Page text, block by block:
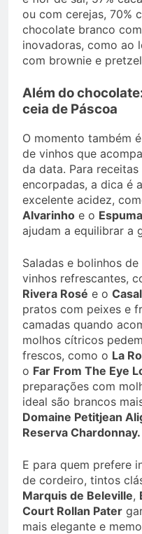
ou com cerejas, 70%
chocolate branco
inovadoras, como ao
com brownie e
Além do
ceia de Páscoa
O momento também
de vinhos que
da data. Para
encorpadas, a dica é
excelente acidez,
Alvarinho e o
ajudam a equilibrar a
Saladas e bolinhos
vinhos refrescantes,
Rivera Rosé e o
pratos com peixes e
camadas quando
molhos cítricos
frescos, como o La
o Far From The Eye
preparações com
ideal são brancos
Domaine Petitjean
Reserva Chardonnay.
E para quem prefere
de cordeiro, tintos
Marquis de Beleville,
Court Rollan Pater
mais elegante e